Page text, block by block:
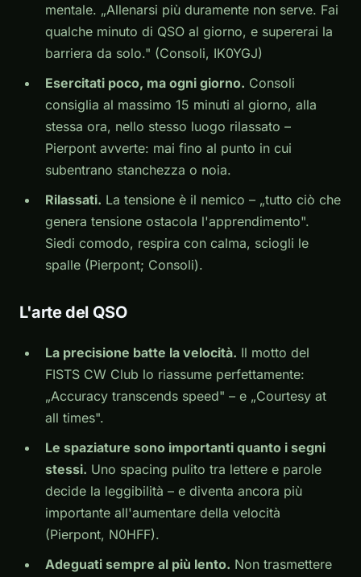
mentale. „Allenarsi più duramente non serve. Fai
qualche minuto di QSO al giorno, e supererai la
barriera da solo." (Consoli, IK0YGJ)
Esercitati poco, ma ogni giorno. Consoli
consiglia al massimo 15 minuti al giorno, alla
stessa ora, nello stesso luogo rilassato –
Pierpont avverte: mai fino al punto in cui
subentrano stanchezza o noia.
Rilassati. La tensione è il nemico – „tutto ciò che
genera tensione ostacola l'apprendimento".
Siedi comodo, respira con calma, sciogli le
spalle (Pierpont; Consoli).
L'arte del QSO
La precisione batte la velocità. Il motto del
FISTS CW Club lo riassume perfettamente:
„Accuracy transcends speed" – e „Courtesy at
all times".
Le spaziature sono importanti quanto i segni
stessi. Uno spacing pulito tra lettere e parole
decide la leggibilità – e diventa ancora più
importante all'aumentare della velocità
(Pierpont, N0HFF).
Adeguati sempre al più lento. Non trasmettere